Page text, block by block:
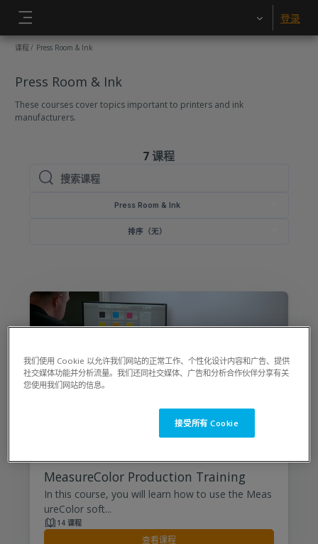
登录
课程 Press Room & Ink
Press Room & Ink
These courses cover topics important to printers and ink
manufacturers.
7 课程
搜索课程
Press Room & Ink
排序（无）
MeasureColor Production Training
In this course, you will learn how to use the Meas
ureColor soft...
14 课程
查看课程
我们使用 Cookie 以允许我们网站的正常工作、个性化设计内容和广告、提供
社交媒体功能并分析流量。我们还同社交媒体、广告和分析合作伙伴分享有关
您使用我们网站的信息。
接受所有 Cookie